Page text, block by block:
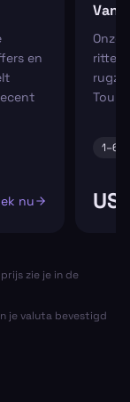
en
nu
Van
Onze
ritten
1–6
zie je in de
je valuta bevestigd